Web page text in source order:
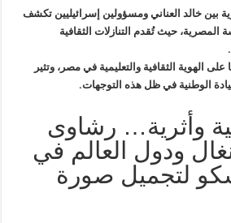
بين خالد العناني ومسؤولين إسرائيليين تكشف
حيث تُقدم التنازلات الثقافية
الهوية الثقافية والتعليمية في مصر، وتثير
الوطنية في ظل هذه التوجهات.
وأثرية… رشاوى
ودول العالم في
لتجميل صورة